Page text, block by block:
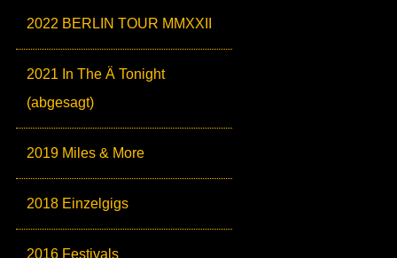
2022 BERLIN TOUR MMXXII
2021 In The Ä Tonight
(abgesagt)
2019 Miles & More
2018 Einzelgigs
2016 Festivals